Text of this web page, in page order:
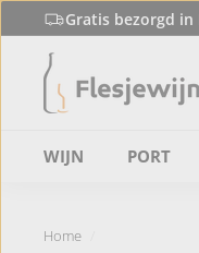
Doorgaan
naar
content
Slideshow
pauzeren
Gratis bezorgd in
F
e
s
w
WIJN PORT
Home